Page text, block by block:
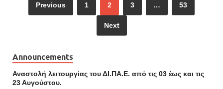
Previous 1 2 3 … 53
Next
Announcements
Αναστολή λειτουργίας του ΔΙ.ΠΑ.Ε. από τις 03 έως και τις
23 Αυγούστου.